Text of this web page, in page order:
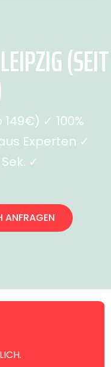
(SEIT
✓ 100%
Experten ✓
✓
ANFRAGEN